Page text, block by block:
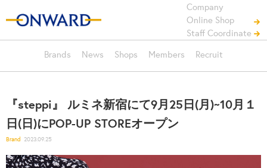
Company
Online Shop
Staff Coordinate
Brands
News Shops Members Recruit
『steppi』 ルミネ新宿にて9月25日(月)~10月１
日(日)にPOP-UP STOREオープン
Brand 2023.09.25